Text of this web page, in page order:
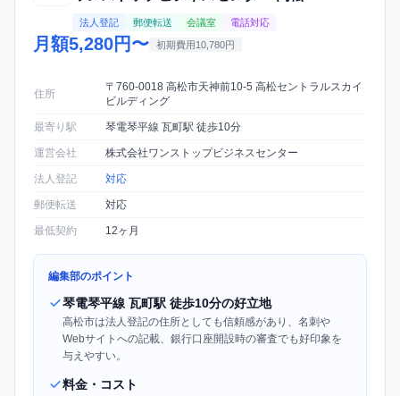
法人登記 郵便転送 会議室 電話対応
月額5,280円〜 初期費用10,780円
住所
〒760-0018 高松市天神前10-5 高松セントラルスカイ
ビルディング
最寄り駅 琴電琴平線 瓦町駅 徒歩10分
運営会社 株式会社ワンストップビジネスセンター
法人登記 対応
郵便転送 対応
最低契約 12ヶ月
編集部のポイント
琴電琴平線 瓦町駅 徒歩10分の好立地
高松市は法人登記の住所としても信頼感があり、名刺や
Webサイトへの記載、銀行口座開設時の審査でも好印象を
与えやすい。
料金・コスト